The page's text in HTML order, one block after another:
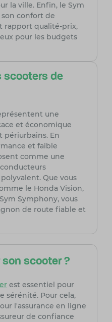
la ville. Enfin, le Sym
son confort de
rapport qualité-prix,
pour les budgets
scooters de
une
et économique
périurbains. En
et faible
comme une
Que vous
le Honda Vision,
Symphony, vous
de route fiable et
scooter ?
est essentiel pour
sérénité. Pour cela,
l'assurance en ligne
de confiance